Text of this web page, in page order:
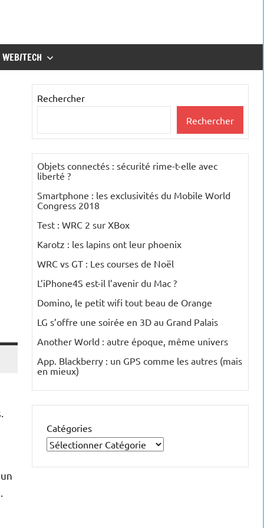
WEB/TECH
Rechercher
Rechercher
Objets connectés : sécurité rime-t-elle avec
liberté ?
Smartphone : les exclusivités du Mobile World
Congress 2018
Test : WRC 2 sur XBox
Karotz : les lapins ont leur phoenix
WRC vs GT : Les courses de Noël
L’iPhone4S est-il l’avenir du Mac ?
Domino, le petit wifi tout beau de Orange
LG s’offre une soirée en 3D au Grand Palais
Another World : autre époque, même univers
App. Blackberry : un GPS comme les autres (mais
en mieux)
Catégories